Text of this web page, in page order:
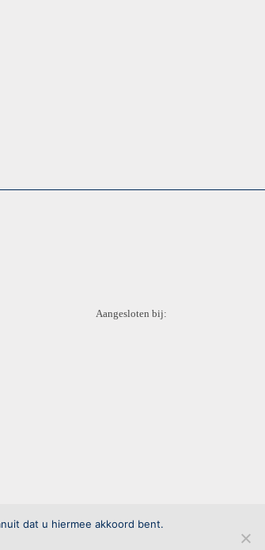
Aangesloten bij:
dat u hiermee akkoord bent.